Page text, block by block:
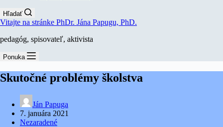
Hľadať
Vitajte na stránke PhDr. Jána Papugu, PhD.
pedagóg, spisovateľ, aktivista
Ponuka
Skutočné problémy školstva
Ján Papuga
7. januára 2021
Nezaradené